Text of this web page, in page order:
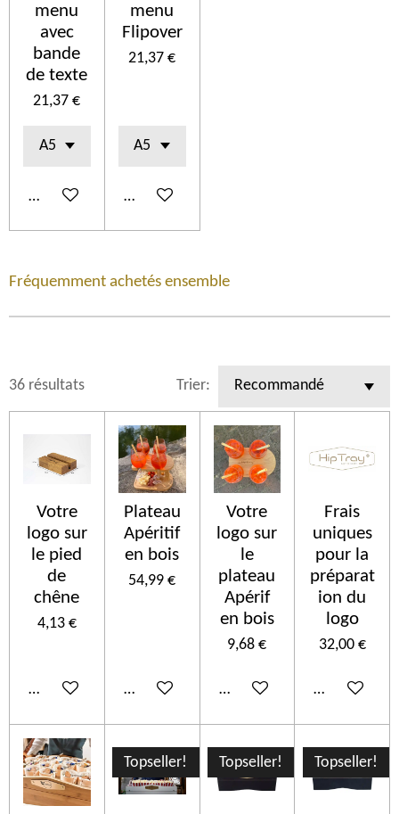
menu
avec
bande
de texte
21,37 €
Ajouter au panier
menu
Flipover
21,37 €
Ajouter au panier
Fréquemment achetés ensemble
36 résultats Trier:
Votre
logo sur
le pied
de
chêne
4,13 €
Ajouter au panier
Plateau
Apéritif
en bois
54,99 €
Ajouter au panier
Votre
logo sur
le
plateau
Apérif
en bois
9,68 €
Ajouter au panier
Frais
uniques
pour la
préparat
ion du
logo
32,00 €
Ajouter au
Topseller! Topseller! Topseller!